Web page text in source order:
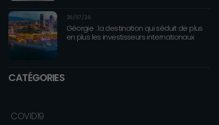
26/07/26
Géorgie : la destination qui séduit de plus
en plus les investisseurs internationaux
CATÉGORIES
COVID19